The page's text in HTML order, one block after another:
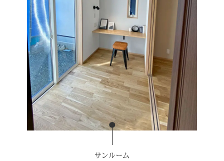
サンルーム